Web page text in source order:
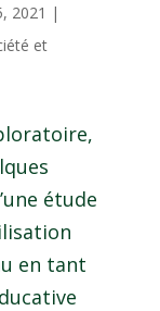
2021 |
et
étude
en tant